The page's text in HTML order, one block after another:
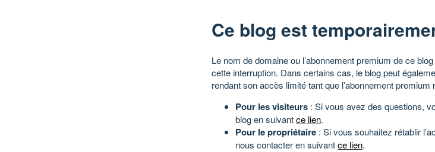
Ce blog est
Le nom de domaine ou l’abonnement premium de ce
cette interruption. Dans certains cas, le blog peut
rendant son accès limité tant que l’abonnement premium
Pour les visiteurs : Si vous avez des questions,
blog en suivantce lien.
Pour le propriétaire : Si vous souhaitez rétablir
nous contacter en suivantce lien.